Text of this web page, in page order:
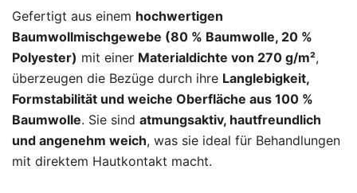
Gefertigt aus einem hochwertigen
Baumwollmischgewebe (80 % Baumwolle, 20 %
Polyester) mit einer Materialdichte von 270 g/m²,
überzeugen die Bezüge durch ihre Langlebigkeit,
Formstabilität und weiche Oberfläche aus 100 %
Baumwolle. Sie sind atmungsaktiv, hautfreundlich
und angenehm weich, was sie ideal für Behandlungen
mit direktem Hautkontakt macht.